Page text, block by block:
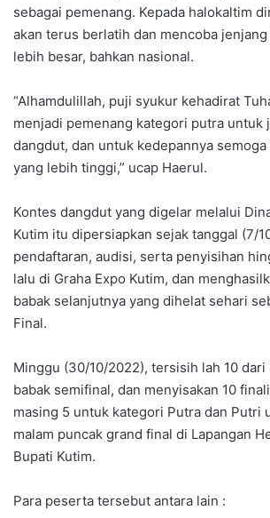
sebagai pemenang. Kepada halokaltim
akan terus berlatih dan mencoba
lebih besar, bahkan nasional.
“Alhamdulillah, puji syukur kehadirat
menjadi pemenang kategori putra untuk
dangdut, dan untuk kedepannya
yang lebih tinggi,” ucap Haerul.
Kontes dangdut yang digelar melalui
Kutim itu dipersiapkan sejak tanggal (7/
pendaftaran, audisi, serta penyisihan
lalu di Graha Expo Kutim, dan
babak selanjutnya yang dihelat sehari
Final.
Minggu (30/10/2022), tersisih lah 10
babak semifinal, dan menyisakan 10
masing 5 untuk kategori Putra dan Putri
malam puncak grand final di Lapangan
Bupati Kutim.
Para peserta tersebut antara lain :